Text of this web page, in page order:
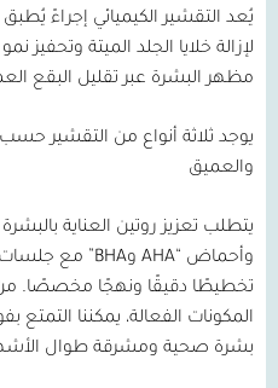
يُعد التقشير الكيميائي إجراءً
لإزالة خلايا الجلد الميتة
مظهر البشرة عبر تقليل البقع
يوجد ثلاثة أنواع من التقشير
والعميق
يتطلب تعزيز روتين العناية
وأحماض “ AHA وBHA
” مع جلسات
تخطيطًا دقيقًا ونهجًا مخصصًا. من
المكونات الفعالة، يمكننا التمتع
بشرة صحية ومشرقة طوال الأشهر